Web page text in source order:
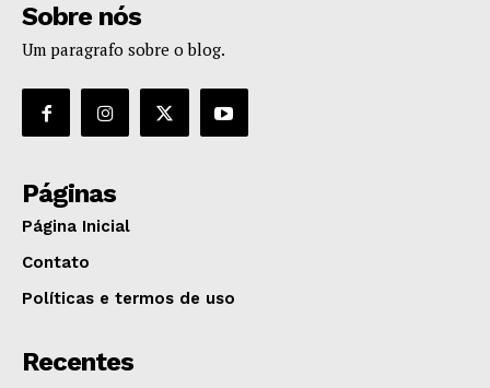
Sobre nós
Um paragrafo sobre o blog.
Páginas
Página Inicial
Contato
Políticas e termos de uso
Recentes